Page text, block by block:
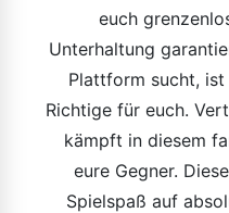
euch
Unterhaltung
Plattform sucht, ist
Richtige für euch.
kämpft in diesem
eure Gegner.
Spielspaß auf